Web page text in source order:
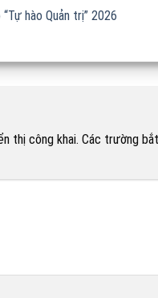
hào Quản trị” 2026
thị công khai. Các trường